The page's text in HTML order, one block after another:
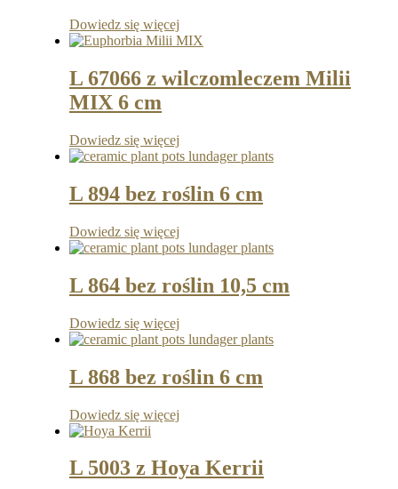
Dowiedz się więcej
L 67066 z wilczomleczem Milii
MIX 6 cm
Dowiedz się więcej
L 894 bez roślin 6 cm
Dowiedz się więcej
L 864 bez roślin 10,5 cm
Dowiedz się więcej
L 868 bez roślin 6 cm
Dowiedz się więcej
L 5003 z Hoya Kerrii